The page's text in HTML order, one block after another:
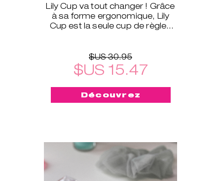
Lily Cup va tout changer ! Grâce
à sa forme ergonomique, Lily
Cup est la seule cup de règles
$US 30.95
$US 15.47
Découvrez